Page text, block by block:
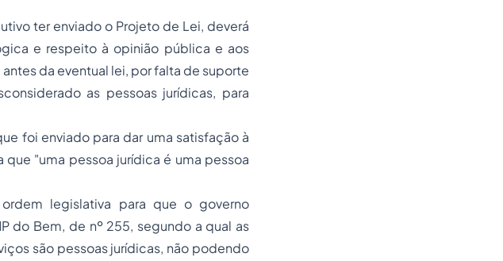
ter enviado o Projeto de Lei, deverá
e respeito à opinião pública e aos
da eventual lei, por falta de suporte
as pessoas jurídicas, para
foi enviado para dar uma satisfação à
"uma pessoa jurídica é uma pessoa
legislativa para que o governo
do Bem, de nº 255, segundo a qual as
são pessoas jurídicas, não podendo